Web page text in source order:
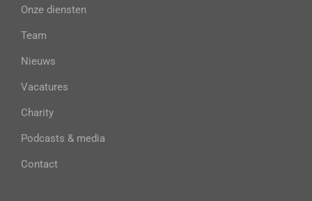
Onze diensten
Team
Nieuws
Vacatures
Charity
Podcasts & media
Contact